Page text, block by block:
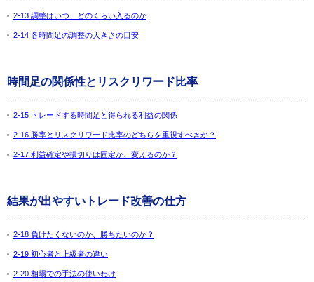
2-13 調整はいつ、どのくらい入るのか
2-14 各時間足の調整の大きさの目安
時間足の関係性とリスクリワード比率
2-15 トレードする時間足と得られる利益の関係
2-16 勝率とリスクリワード比率のどちらを重視すべきか？
2-17 利益確定や損切りは固定か、変えるのか？
結果が出やすいトレード改善の仕方
2-18 負けたくないのか、勝ちたいのか？
2-19 初心者と上級者の違い
2-20 相場での手法の使いわけ